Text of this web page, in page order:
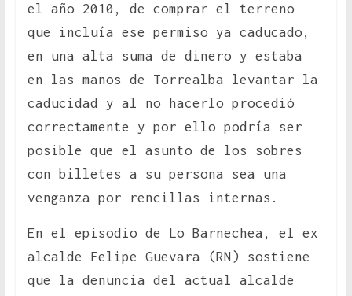
el año 2010, de comprar el terreno
que incluía ese permiso ya caducado,
en una alta suma de dinero y estaba
en las manos de Torrealba levantar la
caducidad y al no hacerlo procedió
correctamente y por ello podría ser
posible que el asunto de los sobres
con billetes a su persona sea una
venganza por rencillas internas.
En el episodio de Lo Barnechea, el ex
alcalde Felipe Guevara (RN) sostiene
que la denuncia del actual alcalde